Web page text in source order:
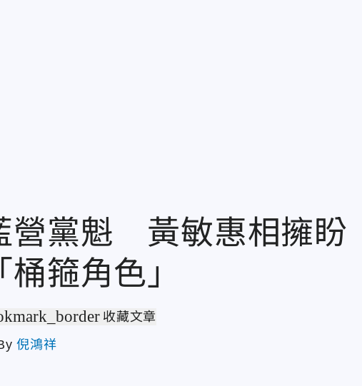
營黨魁 黃敏惠相擁盼
箍角色」
收藏文章
倪鴻祥